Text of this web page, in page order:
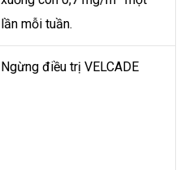
lần mỗi tuần.
Ngừng điều trị VELCADE